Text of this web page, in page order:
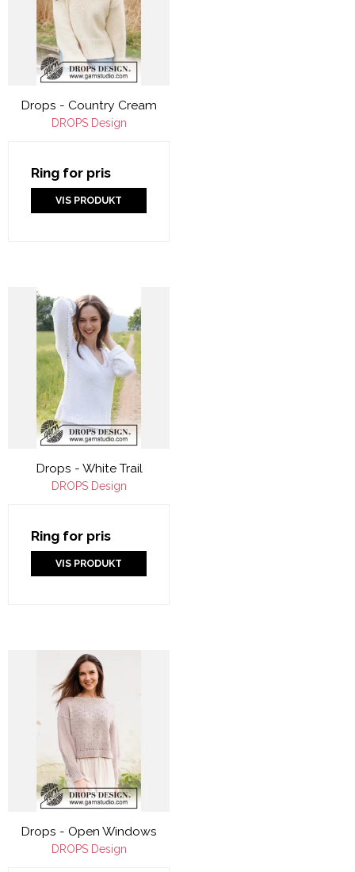
Drops - Country Cream
DROPS Design
Ring for pris
VIS PRODUKT
Drops - White Trail
DROPS Design
Ring for pris
VIS PRODUKT
Drops - Open Windows
DROPS Design